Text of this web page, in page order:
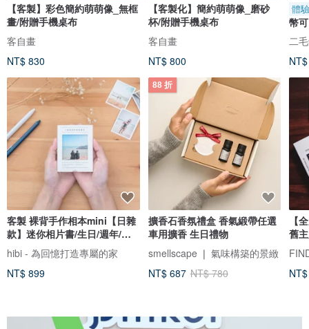
【客製】彩色簡約萌萌像_無框
畫/附贈手機桌布
客自畫
NT$ 830
客製 裸背手作相本mini【日雜
款】迷你相片書/生日/週年/情
侶禮物
hibi - 為回憶打造專屬的家
NT$ 899
【客製化】簡約萌萌像_磨砂
杯/附贈手機桌布
客自畫
NT$ 800
88 折
擴香石香氛禮盒 香氣緞帶任選
車用擴香 生日禮物
smellscape ❘ 氣味構築的景緻
NT$ 687 NT$ 780
體
幣
聖
二
【
舊